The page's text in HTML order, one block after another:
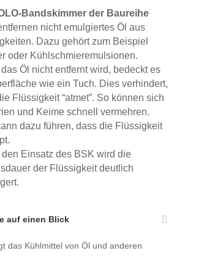
Bandskimmer der Baureihe
nicht emulgiertes Öl aus
Dazu gehört zum Beispiel
oder Kühlschmier­emulsionen.
Öl nicht entfernt wird, bedeckt es
wie ein Tuch. Dies verhindert,
Flüssigkeit “atmet”. So können sich
und Keime schnell vermehren.
dazu führen, dass die Flüssigkeit
den Einsatz des BSK wird die
der Flüssigkeit deutlich
auf einen Blick
das Kühlmittel von Öl und anderen